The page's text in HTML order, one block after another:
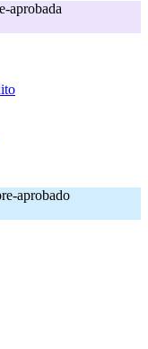
aprobada
aprobado